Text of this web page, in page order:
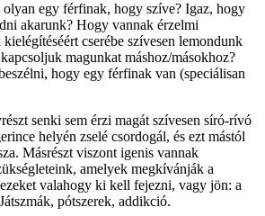
egy férfinak, hogy szíve? Igaz, hogy
akarunk? Hogy vannak érzelmi
cserébe szívesen lemondunk
magunkat máshoz/másokhoz?
hogy egy férfinak van (speciálisan
senki sem érzi magát szívesen síró-rívó
helyén zselé csordogál, és ezt mástól
Másrészt viszont igenis vannak
amelyek megkívánják a
valahogy ki kell fejezni, vagy jön: a
pótszerek, addikció.